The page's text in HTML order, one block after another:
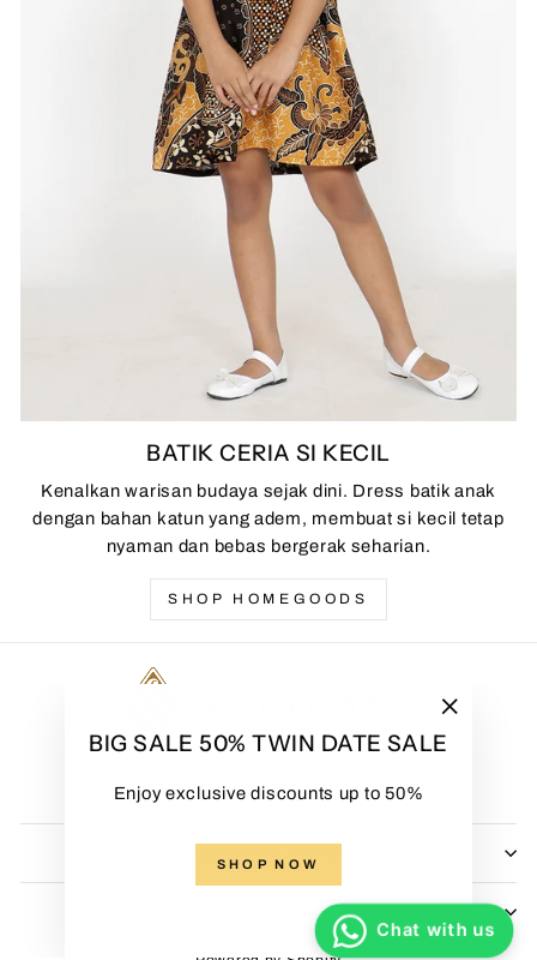
BIG SALE 50% TWIN DATE SALE
Enjoy exclusive discounts up to 50%
SHOP NOW
BATIK CERIA SI KECIL
Kenalkan warisan budaya sejak dini. Dress batik anak
dengan bahan katun yang adem, membuat si kecil tetap
nyaman dan bebas bergerak seharian.
SHOP HOMEGOODS
Chat with us